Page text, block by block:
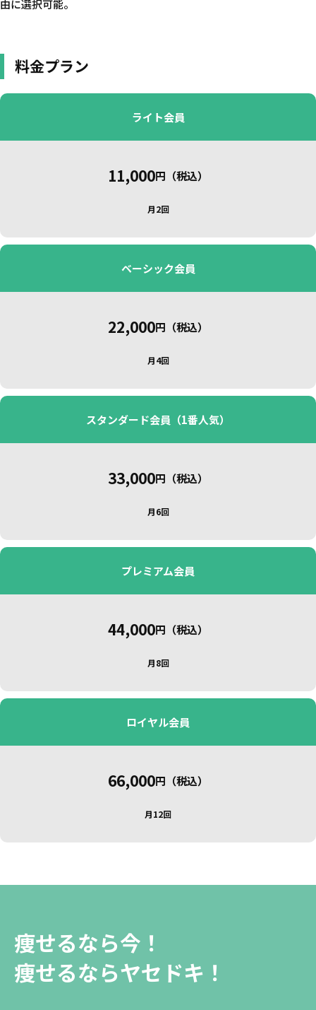
由に選択可能。
料金プラン
ライト会員
11,000円（税込）
月2回
ベーシック会員
22,000円（税込）
月4回
スタンダード会員（1番人気）
33,000円（税込）
月6回
プレミアム会員
44,000円（税込）
月8回
ロイヤル会員
66,000円（税込）
月12回
痩せるなら今！
痩せるならヤセドキ！